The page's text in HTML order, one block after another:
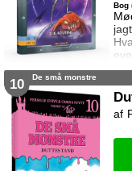
Bog
10 De små monstre